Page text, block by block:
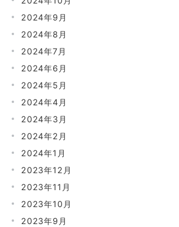
2024年9月
2024年8月
2024年7月
2024年6月
2024年5月
2024年4月
2024年3月
2024年2月
2024年1月
2023年12月
2023年11月
2023年10月
2023年9月